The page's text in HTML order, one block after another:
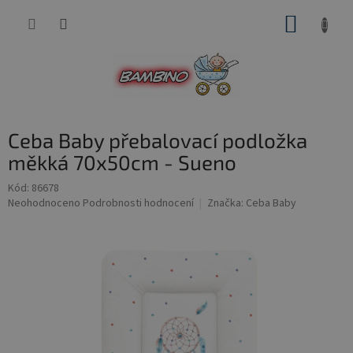
Ceba Baby přebalovací podložka
měkká 70x50cm - Sueno
Kód: 86678
Průměrné
Neohodnoceno Podrobnosti hodnocení Značka: Ceba Baby